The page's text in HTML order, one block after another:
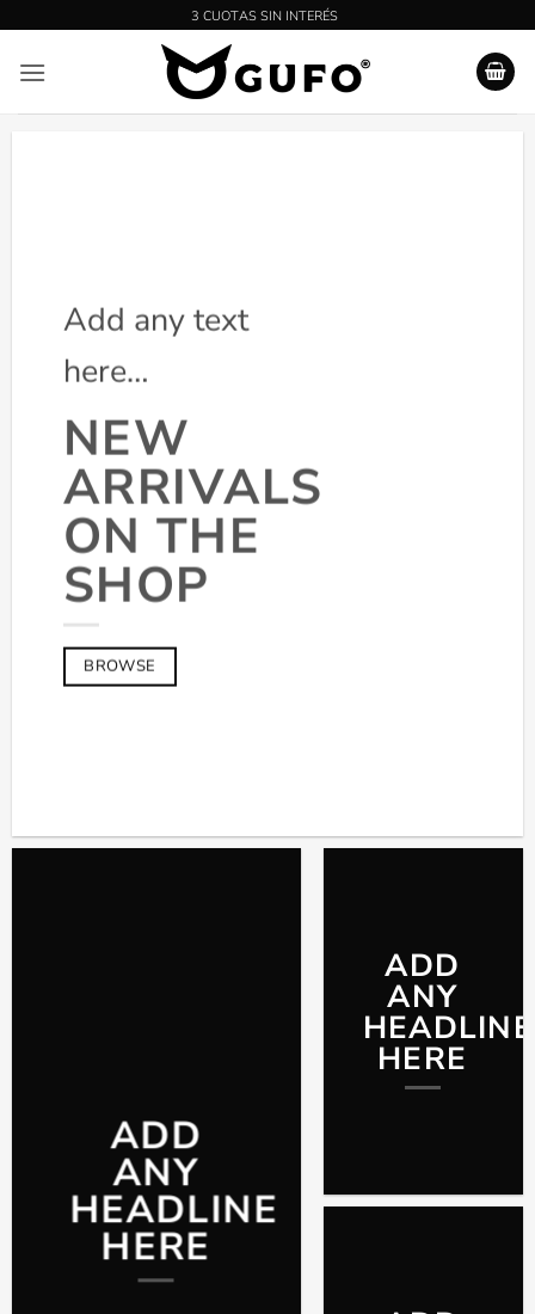
contenido
Add any text
here…
NEW
ARRIVALS
ON THE
SHOP
BROWSE
ADD
ANY
HEADLINE
HERE
ADD
ANY
HEADLINE
HERE